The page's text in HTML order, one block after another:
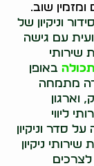
שוב.
וניקיון של
עם גישה
שירותי
תכולה באופן
מתמחה
וארגון
ליווי
סדר וניקיון
ניקיון